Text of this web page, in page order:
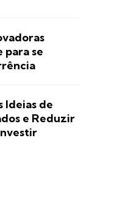
para se
Ideias de
e Reduzir